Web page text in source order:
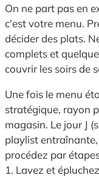
On ne part pas en
c'est votre menu.
décider des plats.
complets et
couvrir les soirs de
Une fois le menu
stratégique, rayon
magasin. Le jour J
playlist
procédez par
1. Lavez et